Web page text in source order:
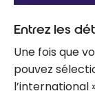
Entrez les
Une fois que
pouvez
l’international